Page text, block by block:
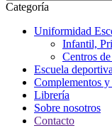
Categoría
Uniformidad
Infantil,
Centros
Escuela deportiva
Complementos y
Librería
Sobre nosotros
Contacto